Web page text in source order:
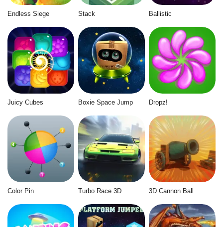
Endless Siege Stack Ballistic
Juicy Cubes Boxie Space Jump Dropz!
Color Pin Turbo Race 3D 3D Cannon Ball